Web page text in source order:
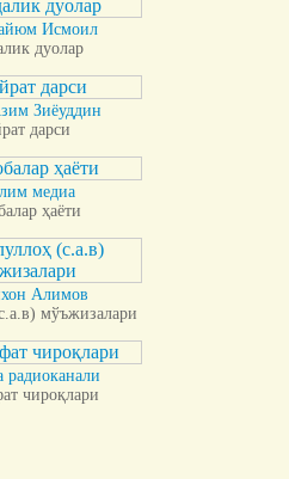
Исмоил
дуолар
Зиёуддин
дарси
медиа
ҳаёти
Алимов
мўъжизалари
радиоканали
чироқлари